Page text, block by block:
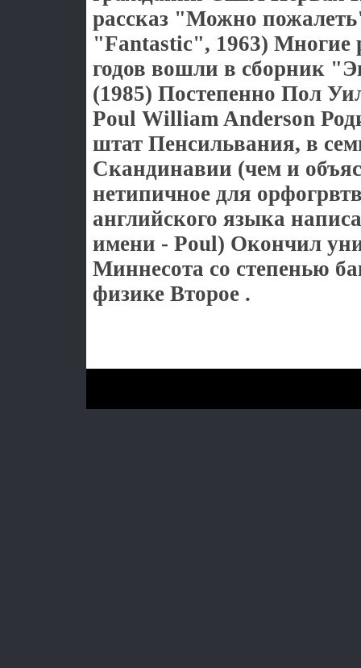
рассказ "Можно
"Fantastic", 1963) Многие
годов вошли в сборник
(1985) Постепенно Пол
Poul William Anderson
штат Пенсильвания, в
Скандинавии (чем и
нетипичное для
английского языка
имени - Poul) Окончил
Миннесота со степенью
физике Второе .